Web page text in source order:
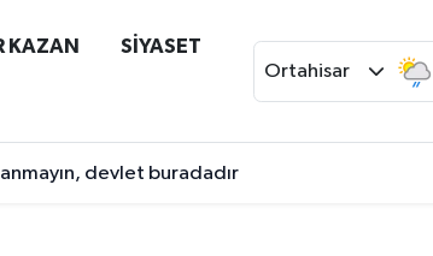
KAZAN SİYASET
Ortahisar
devlet buradadır